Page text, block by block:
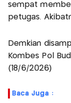
sempat
petugas.
Demkian
Kombes Pol
(18/6/2026)
Baca Juga :